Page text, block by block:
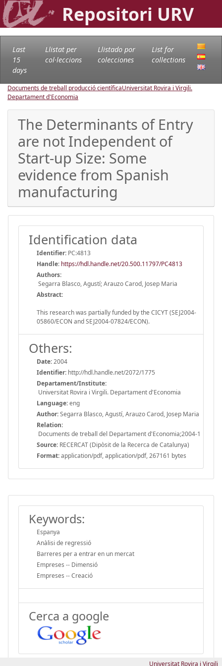
Repositori URV
Last
15
days
Llistat per
col·leccions
Llistado por
colecciones
List for
collections
Documents de treball producció científicaUniversitat Rovira i Virgili.
Departament d'Economia
The Determinants of Entry
are not Independent of
Start-up Size: Some
evidence from Spanish
manufacturing
Identification data
Identifier: PC:4813
Handle: https://hdl.handle.net/20.500.11797/PC4813
Authors:
Segarra Blasco, Agustí; Arauzo Carod, Josep Maria
Abstract:
This research was partially funded by the CICYT (SEJ2004-
05860/ECON and SEJ2004-07824/ECON).
Others:
Date:2004
Identifier: http://hdl.handle.net/2072/1775
Departament/Institute:
Universitat Rovira i Virgili. Departament d'Economia
Language:eng
Author:Segarra Blasco, Agustí, Arauzo Carod, Josep Maria
Relation:
Documents de treball del Departament d'Economia;2004-1
Source: RECERCAT (Dipòsit de la Recerca de Catalunya)
Format:application/pdf, application/pdf, 267161 bytes
Keywords:
Espanya
Anàlisi de regressió
Barreres per a entrar en un mercat
Empreses -- Dimensió
Empreses -- Creació
Cerca a google
Universitat Rovira i Virgili